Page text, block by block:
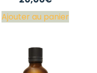
Ajouter au panier